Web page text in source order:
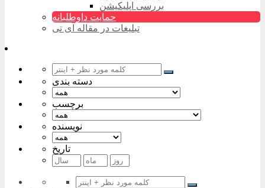
بررسی اپلیکیشن
حمایت داوطلبانه
تبلیغات در مقاله آی تی
دسته بندی
برچسب
نویسنده
تاریخ